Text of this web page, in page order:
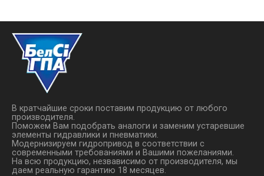
В кратчайшие сроки поставим продукцию от любого
производителя.
Поможем Вам подобрать аналоги и заменим устаревшие
элементы гидравлики и пневматики.
Модернизируем гидропривод в соответствии с
современными требованиями и Вашими пожеланиями.
На всю продукцию, незвависимо от производителя, мы
даем реальную гарантию 18 месяцев.